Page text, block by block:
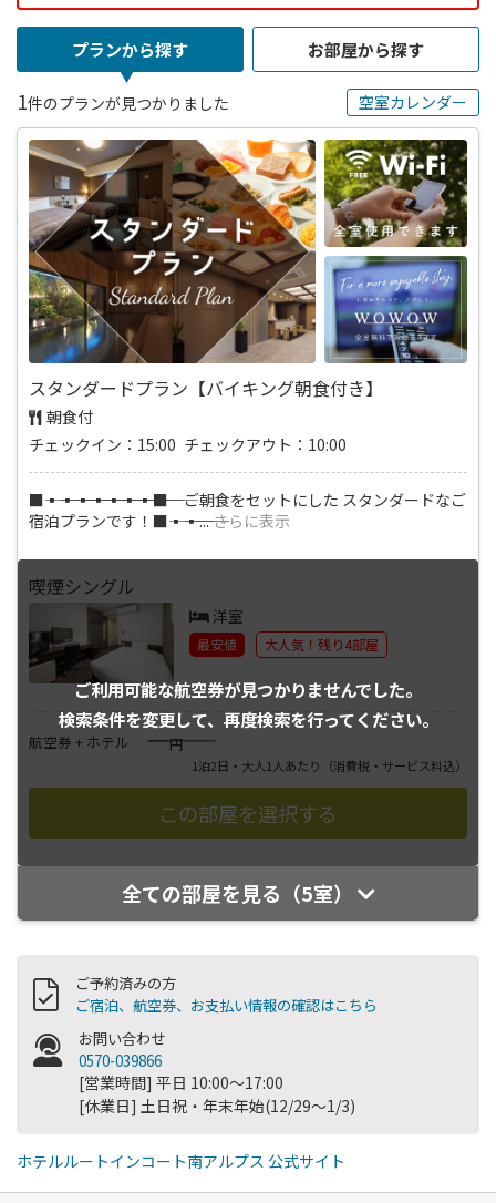
プランから探す お部屋から探す
1件のプランが見つかりました 空室カレンダー
スタンダードプラン【バイキング朝食付き】
朝食付
チェックイン：15:00 チェックアウト：10:00
■―――▪―――▪―――▪―――▪―――▪―――▪―――▪―――■ ご朝食をセットにした スタンダードなご
宿泊プランです！■―――▪―――▪...さらに表示
ご利用可能な航空券が見つかりませんでした。
検索条件を変更して、 再度検索を行ってください。
喫煙シングル
洋室
最安値 大人気！残り4部屋
航空券 + ホテル ――――円
1泊2日・大人1人あたり （消費税・サービス料込）
全ての部屋を見る（5室）
ご予約済みの方
ご宿泊、航空券、お支払い情報の確認はこちら
お問い合わせ
0570-039866
[営業時間] 平日 10:00～17:00
[休業日] 土日祝・年末年始(12/29～1/3)
ホテルルートインコート南アルプス 公式サイト